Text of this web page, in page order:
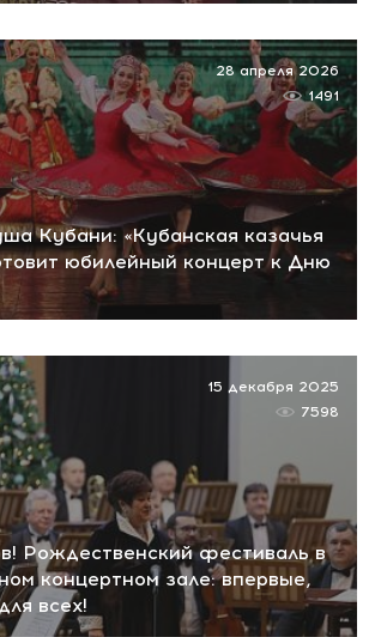
Кубани: «Кубанская казачья
юбилейный концерт к Дню
28 апреля 2026
1491
Рождественский фестиваль в
концертном зале: впервые,
всех!
15 декабря 2025
7598